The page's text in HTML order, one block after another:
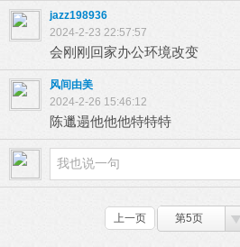
jazz198936
2024-2-23 22:57:57
会刚刚回家办公环境改变
风间由美
2024-2-26 15:46:12
陈邋遢他他他特特特
上一页 第5页